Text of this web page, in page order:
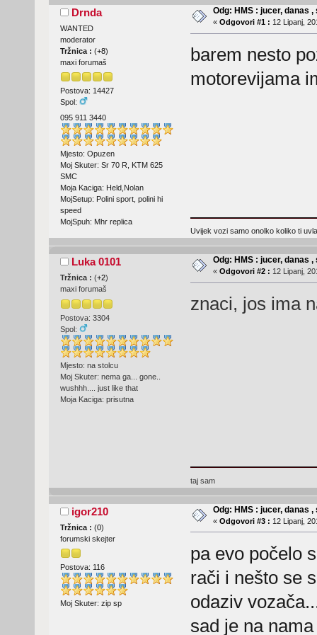
Drnda
WANTED
moderator
Tržnica : (+8)
maxi forumaš
Postova: 14427
Spol:
095 911 3440
Mjesto: Opuzen
Moj Skuter: Sr 70 R, KTM 625
SMC
Moja Kaciga: Held,Nolan
MojSetup: Polini sport, polini hi
speed
MojSpuh: Mhr replica
Odg: HMS : jucer, danas ,
« Odgovori #1 : 12 Lipanj,
barem nesto
motorevijama
Uvijek vozi samo onolko koliko ti
Luka 0101
Tržnica : (+2)
maxi forumaš
Postova: 3304
Spol:
Mjesto: na stolcu
Moj Skuter: nema ga... gone..
wushhh.... just like that
Moja Kaciga: prisutna
Odg: HMS : jucer, danas ,
« Odgovori #2 : 12 Lipanj,
znaci, jos ima
taj sam
igor210
Tržnica : (0)
forumski skejter
Postova: 116
Moj Skuter: zip sp
Odg: HMS : jucer, danas ,
« Odgovori #3 : 12 Lipanj,
pa evo počelo
rači i nešto se
odaziv
sad je na